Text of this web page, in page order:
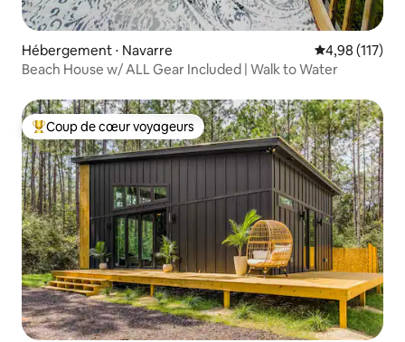
Hébergement ⋅ Navarre Évaluation
4,98 (117)
Beach House w/ ALL Gear Included | Walk to Water
Coups de cœur voyageurs les plus appréciés
Coup de cœur voyageurs